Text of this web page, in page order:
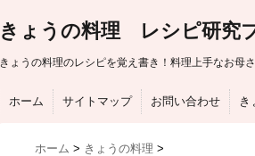
きょうの料理 レシピ研究
きょうの料理のレシピを覚え書き！料理上手なお母
ホーム サイトマップ お問い合わせ き
ホーム > きょうの料理 >